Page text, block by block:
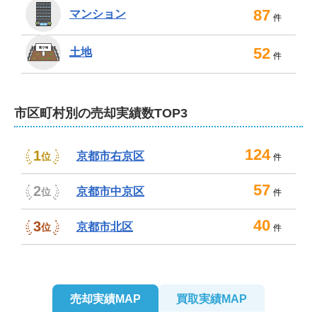
マンション 87 件
土地 52 件
市区町村別の売却実績数TOP3
1位 京都市右京区 124 件
2位 京都市中京区 57 件
3位 京都市北区 40 件
売却実績MAP 買取実績MAP